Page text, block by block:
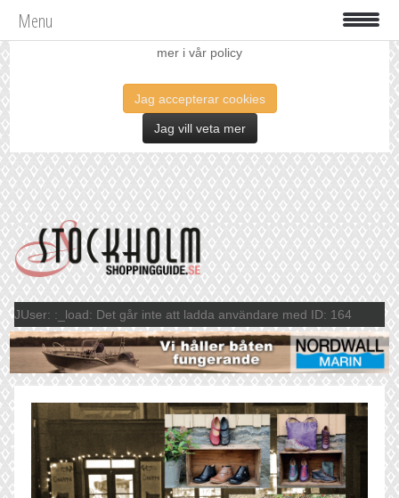
Vi använder oss av cookies för att förbättra din upplevelse. Läs
mer i vår policy
Jag accepterar cookies
Jag vill veta mer
Menu
JUser: :_load: Det går inte att ladda användare med ID: 164